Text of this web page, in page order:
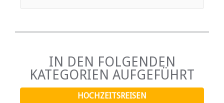
IN DEN FOLGENDEN
KATEGORIEN AUFGEFÜHRT
HOCHZEITSREISEN